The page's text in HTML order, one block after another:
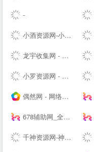
-
小酒资源网-小酒专业分享技术术教程
龙宇收集网 - 龙网专注分享免费龙宇网优质资源并收集网络中各种绿色软件
小罗资源网 - 全网最精免费优质资源,活动线报,实用软件,技术教程等内容
偶然网 - 网络活动资讯共享平台
678辅助网_全网最大免费软件,资源教程,游戏辅助资源网_单机游戏
千神资源网-神一样的资源分享|游戏交流论坛